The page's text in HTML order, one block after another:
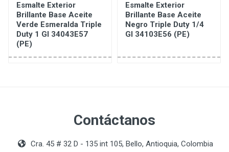
Esmalte Exterior
Brillante Base Aceite
Verde Esmeralda Triple
Duty 1 Gl 34043E57
(PE)
Esmalte Exterior
Brillante Base Aceite
Negro Triple Duty 1/4
Gl 34103E56 (PE)
Contáctanos
Cra. 45 # 32 D - 135 int 105, Bello, Antioquia, Colombia